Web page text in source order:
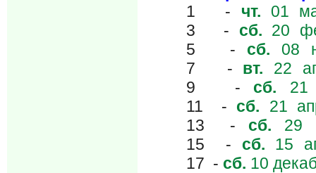
1 - чт. 01
3 - сб. 20
5 - сб. 08
7 - вт. 22
9 - сб. 21
11 - сб. 21
13 - сб. 29
15 - сб. 15
17 - сб. 10